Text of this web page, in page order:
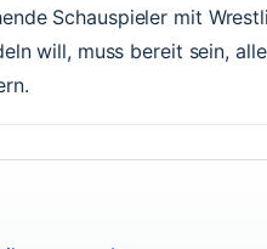
Schauspieler mit
will, muss bereit sein,